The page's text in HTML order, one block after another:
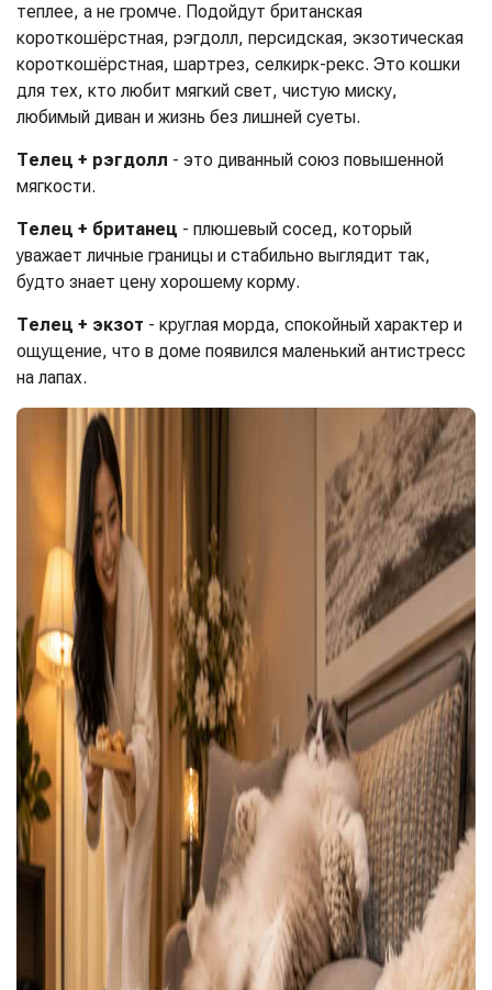
теплее, а не громче. Подойдут британская
короткошёрстная, рэгдолл, персидская, экзотическая
короткошёрстная, шартрез, селкирк-рекс. Это кошки
для тех, кто любит мягкий свет, чистую миску,
любимый диван и жизнь без лишней суеты.
Телец + рэгдолл - это диванный союз повышенной
мягкости.
Телец + британец - плюшевый сосед, который
уважает личные границы и стабильно выглядит так,
будто знает цену хорошему корму.
Телец + экзот - круглая морда, спокойный характер и
ощущение, что в доме появился маленький антистресс
на лапах.